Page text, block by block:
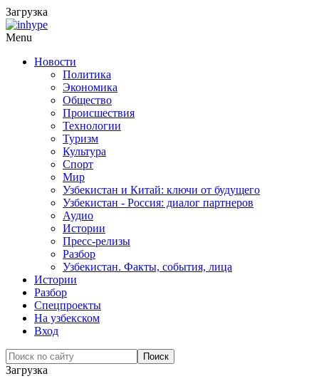
Загрузка
Menu
Новости
Политика
Экономика
Общество
Происшествия
Технологии
Туризм
Культура
Спорт
Мир
Узбекистан и Китай: ключи от будущего
Узбекистан - Россия: диалог партнеров
Аудио
Истории
Пресс-релизы
Разбор
Узбекистан. Факты, события, лица
Истории
Разбор
Спецпроекты
На узбекском
Вход
Загрузка